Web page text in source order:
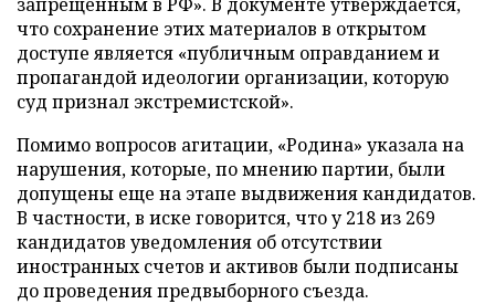
что сохранение этих материалов в открытом
доступе является «публичным оправданием и
пропагандой идеологии организации, которую
суд признал экстремистской».
Помимо вопросов агитации, «Родина» указала на
нарушения, которые, по мнению партии, были
допущены еще на этапе выдвижения кандидатов.
В частности, в иске говорится, что у 218 из 269
кандидатов уведомления об отсутствии
иностранных счетов и активов были подписаны
до проведения предвыборного съезда.